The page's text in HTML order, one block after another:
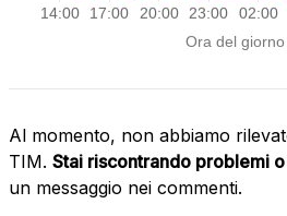
Al momento, non abbiamo
TIM. Stai riscontrando problemi
un messaggio nei commenti.